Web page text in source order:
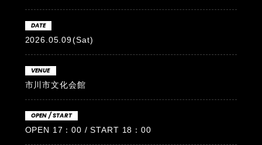
DATE
2026.05.09(Sat)
VENUE
市川市文化会館
OPEN / START
OPEN 17：00 / START 18：00